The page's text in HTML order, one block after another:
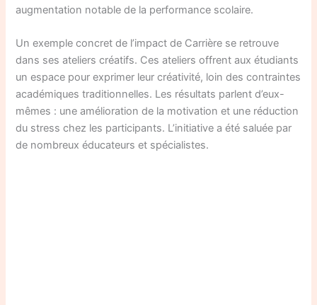
augmentation notable de la performance scolaire.
Un exemple concret de l’impact de Carrière se retrouve
dans ses ateliers créatifs. Ces ateliers offrent aux étudiants
un espace pour exprimer leur créativité, loin des contraintes
académiques traditionnelles. Les résultats parlent d’eux-
mêmes : une amélioration de la motivation et une réduction
du stress chez les participants. L’initiative a été saluée par
de nombreux éducateurs et spécialistes.